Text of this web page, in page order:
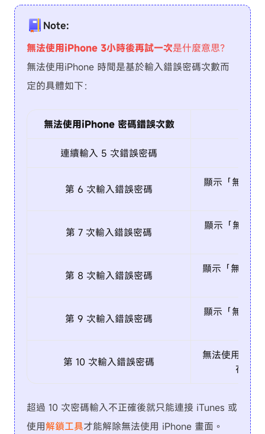
Note:
無法使用iPhone 3小時後再試一次是什麼意思？
無法使用iPhone 時間是基於輸入錯誤密碼次數而
定的具體如下：
無法使用iPhone 密碼錯誤次數
連續輸入 5 次錯誤密碼
第 6 次輸入錯誤密碼
顯示「無法使
第 7 次輸入錯誤密碼
顯示「無法
第 8 次輸入錯誤密碼
顯示「無法使
第 9 次輸入錯誤密碼
顯示「無法使
第 10 次輸入錯誤密碼
無法使用
在
超過 10 次密碼輸入不正確後就只能連接 iTunes 或
使用解鎖工具才能解除無法使用 iPhone 畫面。